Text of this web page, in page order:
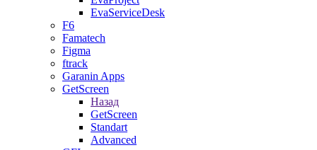
EvaServiceDesk
F6
Famatech
Figma
ftrack
Garanin Apps
GetScreen
Назад
GetScreen
Standart
Advanced